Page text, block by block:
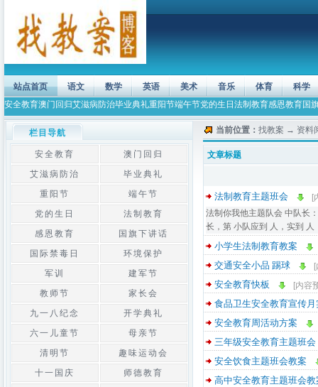
站点首页 语文 数学 英语 美术 音乐 体育
科学
安全教育澳门回归艾滋病防治毕业典礼重阳节端午节党的生日 法制教育感恩教育国
当前位置： 找教案 → 资料
文章标题
法制教育主题班会
[
法制你我他主题队会 中队长
长，第 小队应到 人，实到 人
小学生法制教育教案
交通安全小品 踢球
安全教育快板 [内容
食品卫生安全教育宣传
安全教育周活动方案
三年级安全教育主题班会
安全饮食主题班会教案
高中安全教育主题班会教
栏目导航
安全教育
澳门回归
艾滋病防治
毕业典礼
重阳节
端午节
党的生日
法制教育
感恩教育
国旗下讲话
国际禁毒日
环境保护
军训
建军节
教师节
家长会
九一八纪念
开学典礼
六一儿童节
母亲节
清明节
趣味运动会
十一国庆
师德教育